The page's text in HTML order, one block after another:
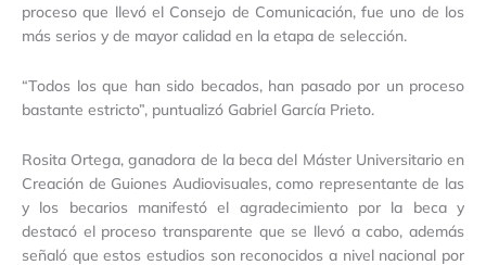
proceso que llevó el Consejo de Comunicación, fue uno de los
más serios y de mayor calidad en la etapa de selección.
“Todos los que han sido becados, han pasado por un proceso
bastante estricto”, puntualizó Gabriel García Prieto.
Rosita Ortega, ganadora de la beca del Máster Universitario en
Creación de Guiones Audiovisuales, como representante de las
y los becarios manifestó el agradecimiento por la beca y
destacó el proceso transparente que se llevó a cabo, además
señaló que estos estudios son reconocidos a nivel nacional por